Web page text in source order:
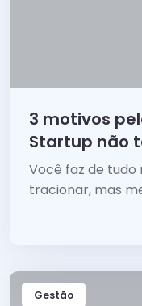
3 motivos
Startup não
Você faz de tudo
tracionar, mas
Gestão